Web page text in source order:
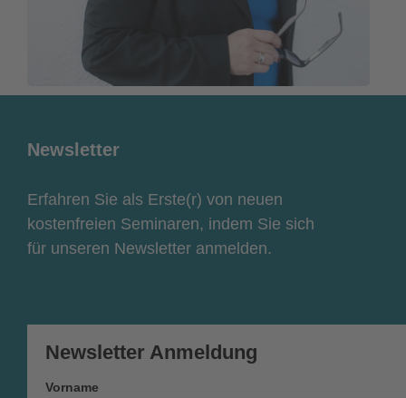
Newsletter
Erfahren Sie als Erste(r) von neuen
kostenfreien Seminaren, indem Sie sich
für unseren Newsletter anmelden.
Newsletter Anmeldung
Vorname